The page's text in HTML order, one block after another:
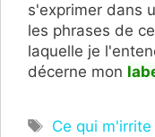
s'exprimer dans
les phrases de
laquelle je
décerne mon
Étiquettes
Ce qui